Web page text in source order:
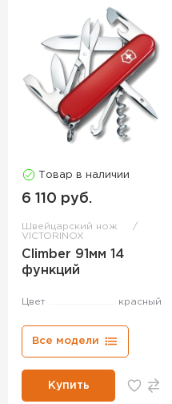
Товар в наличии
6 110 руб.
Швейцарский нож
VICTORINOX
Climber 91мм 14
функций
Цвет красный
Все модели
Купить